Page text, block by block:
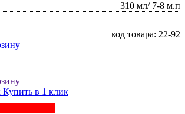
310 мл/ 7-8 м.п
код товара: 22-92
Купить в 1 клик